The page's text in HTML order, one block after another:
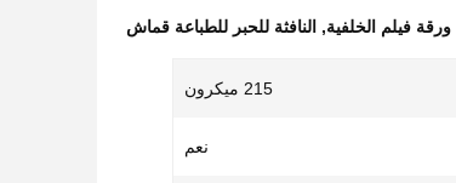
ورقة فيلم الخلفية, النافثة للحبر للطباعة قماش
215 ميكرون
نعم